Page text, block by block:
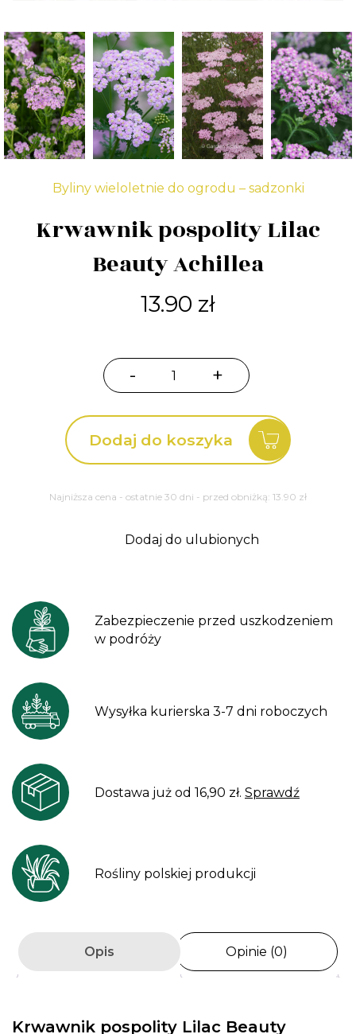
Byliny wieloletnie do ogrodu – sadzonki
Krwawnik pospolity Lilac
Beauty Achillea
13.90 zł
-
ilość
pospolity
Lilac
+
Dodaj do koszyka
Najniższa cena - ostatnie 30 dni - przed obniżką: 13.90 zł
Dodaj do ulubionych
Zabezpieczenie przed uszkodzeniem
w podróży
Wysyłka kurierska 3-7 dni roboczych
Dostawa już od 16,90 zł. Sprawdź
Rośliny polskiej produkcji
Opis Opinie (0)
Krwawnik pospolity Lilac Beauty